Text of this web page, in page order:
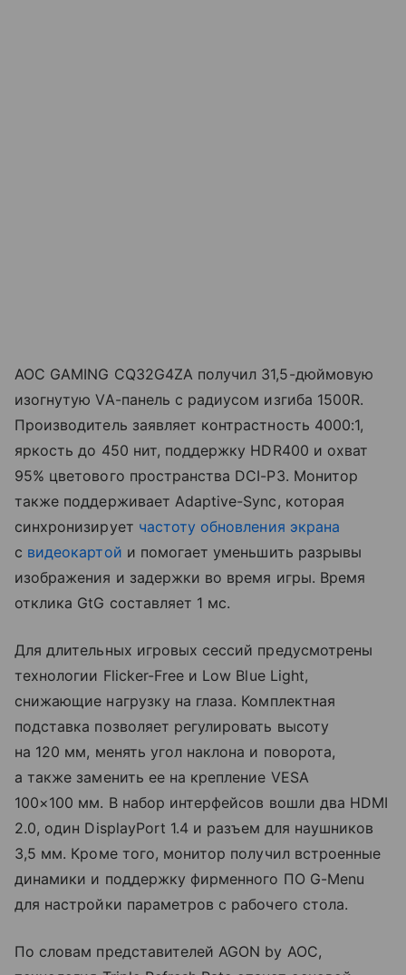
AOC GAMING CQ32G4ZA получил 31,5-дюймовую
изогнутую VA-панель с радиусом изгиба 1500R.
Производитель заявляет контрастность 4000:1,
яркость до 450 нит, поддержку HDR400 и охват
95% цветового пространства DCI-P3. Монитор
также поддерживает Adaptive-Sync, которая
синхронизирует частоту обновления экрана
с видеокартой и помогает уменьшить разрывы
изображения и задержки во время игры. Время
отклика GtG составляет 1 мс.
Для длительных игровых сессий предусмотрены
технологии Flicker-Free и Low Blue Light,
снижающие нагрузку на глаза. Комплектная
подставка позволяет регулировать высоту
на 120 мм, менять угол наклона и поворота,
а также заменить ее на крепление VESA
100×100 мм. В набор интерфейсов вошли два HDMI
2.0, один DisplayPort 1.4 и разъем для наушников
3,5 мм. Кроме того, монитор получил встроенные
динамики и поддержку фирменного ПО G-Menu
для настройки параметров с рабочего стола.
По словам представителей AGON by AOC,